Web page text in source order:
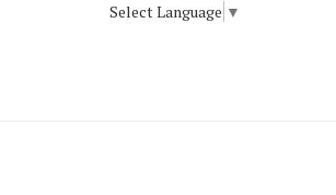
Select Language ▼